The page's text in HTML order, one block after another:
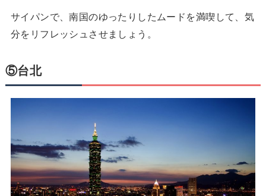
サイパンで、南国のゆったりしたムードを満喫して、気
分をリフレッシュさせましょう。
⑤台北